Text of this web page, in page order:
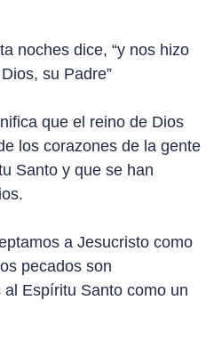
noches dice, “y nos hizo
su Padre”
que el reino de Dios
los corazones de la gente
Santo y que se han
a Jesucristo como
pecados son
Espíritu Santo como un